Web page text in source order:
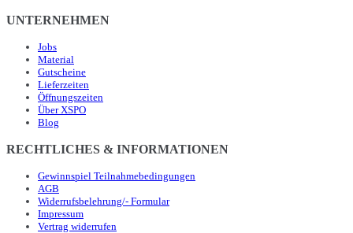
UNTERNEHMEN
Jobs
Material
Gutscheine
Lieferzeiten
Öffnungszeiten
Über XSPO
Blog
RECHTLICHES & INFORMATIONEN
Gewinnspiel Teilnahmebedingungen
AGB
Widerrufsbelehrung/- Formular
Impressum
Vertrag widerrufen